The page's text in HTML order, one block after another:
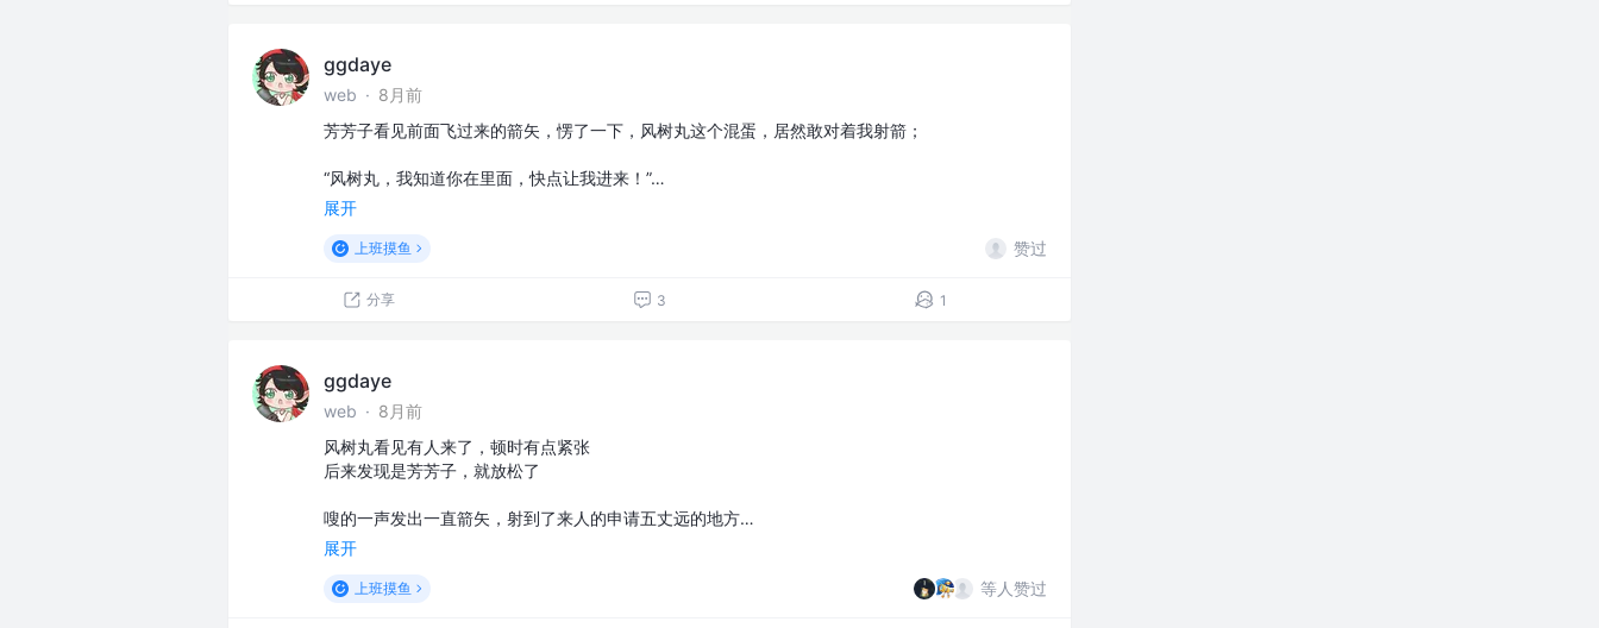
ggdaye
web · 8月前
芳芳子看见前面飞过来的箭矢，愣了一下，风树丸这个混蛋，居然敢对着我射箭；
“风树丸，我知道你在里面，快点让我进来！”…
展开
上班摸鱼 赞过
分享 3 1
ggdaye
web · 8月前
风树丸看见有人来了，顿时有点紧张
后来发现是芳芳子，就放松了
嗖的一声发出一直箭矢，射到了来人的申请五丈远的地方…
展开
上班摸鱼 等人赞过